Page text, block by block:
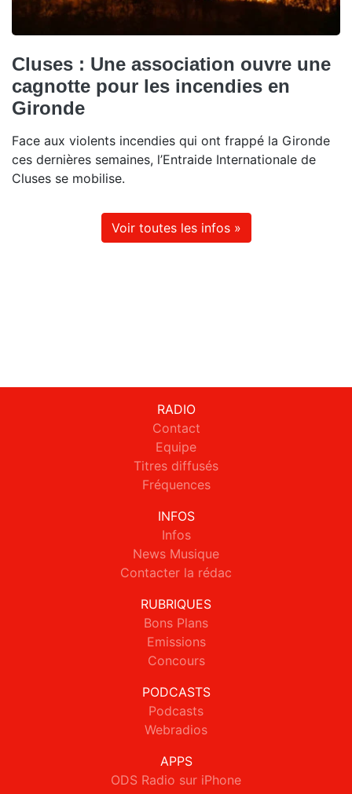
Cluses : Une association ouvre une
cagnotte pour les incendies en
Gironde
Face aux violents incendies qui ont frappé la Gironde
ces dernières semaines, l’Entraide Internationale de
Cluses se mobilise.
Voir toutes les infos »
RADIO
Contact
Equipe
Titres diffusés
Fréquences
INFOS
Infos
News Musique
Contacter la rédac
RUBRIQUES
Bons Plans
Emissions
Concours
PODCASTS
Podcasts
Webradios
APPS
ODS Radio sur iPhone